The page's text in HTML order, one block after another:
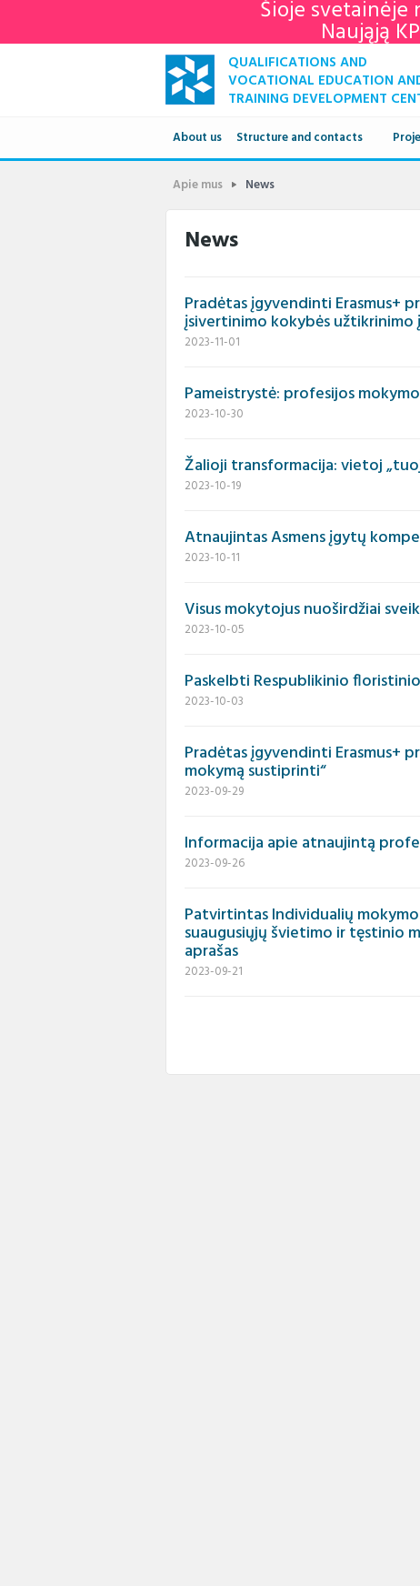
Šioje svetainėje
Naująją
QUALIFICATIONS AND
VOCATIONAL EDUCATION
TRAINING DEVELOPMENT
About us Structure and contacts
Structure
Apie mus News
News
Pradėtas įgyvendinti Erasmus+
įsivertinimo kokybės užtikrinimo
2023-11-01
Pameistrystė: profesijos
2023-10-30
Žalioji transformacija: vietoj
2023-10-19
Atnaujintas Asmens įgytų
2023-10-11
Visus mokytojus nuoširdžiai
2023-10-05
Paskelbti Respublikinio
2023-10-03
Pradėtas įgyvendinti Erasmus+
mokymą sustiprinti“
2023-09-29
Informacija apie atnaujintą
2023-09-26
Patvirtintas Individualių
suaugusiųjų švietimo ir tęstinio
aprašas
2023-09-21